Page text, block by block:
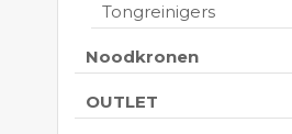
Tongreinigers
Noodkronen
OUTLET